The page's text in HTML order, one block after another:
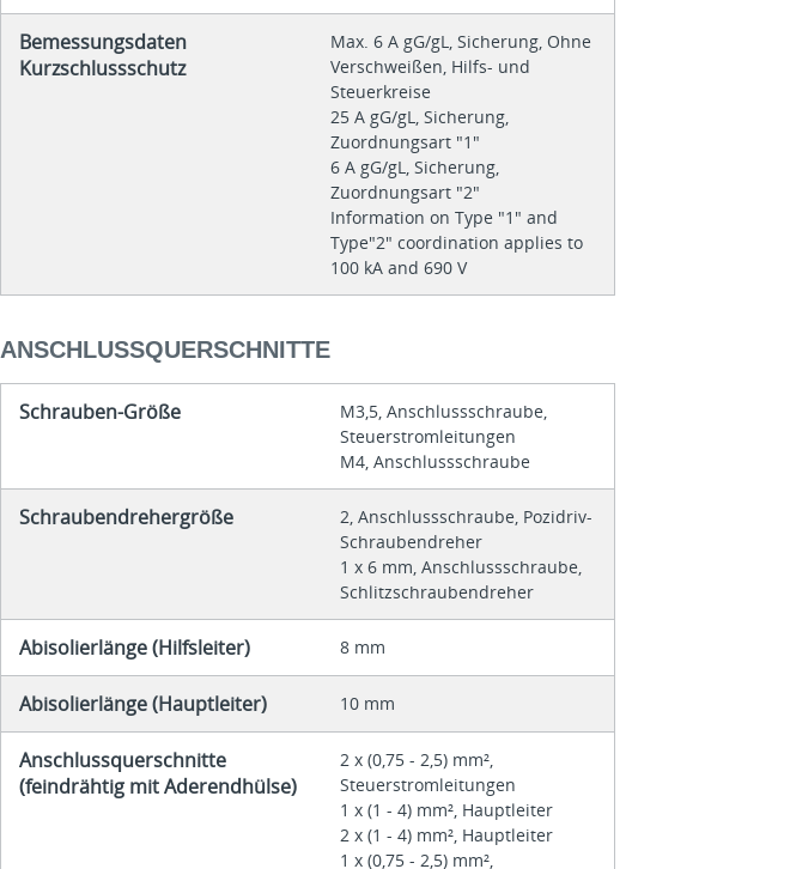
Bemessungsdaten
Kurzschlussschutz
Max. 6 A gG/gL, Sicherung, Ohne
Verschweißen, Hilfs- und
Steuerkreise
25 A gG/gL, Sicherung,
Zuordnungsart "1"
6 A gG/gL, Sicherung,
Zuordnungsart "2"
Information on Type "1" and
Type"2" coordination applies to
100 kA and 690 V
ANSCHLUSSQUERSCHNITTE
Schrauben-Größe
M3,5, Anschlussschraube,
Steuerstromleitungen
M4, Anschlussschraube
Schraubendrehergröße
2, Anschlussschraube, Pozidriv-
Schraubendreher
1 x 6 mm, Anschlussschraube,
Schlitzschraubendreher
Abisolierlänge (Hilfsleiter) 8 mm
Abisolierlänge (Hauptleiter) 10 mm
Anschlussquerschnitte
(feindrähtig mit Aderendhülse)
2 x (0,75 - 2,5) mm²,
Steuerstromleitungen
1 x (1 - 4) mm², Hauptleiter
2 x (1 - 4) mm², Hauptleiter
1 x (0,75 - 2,5) mm²,